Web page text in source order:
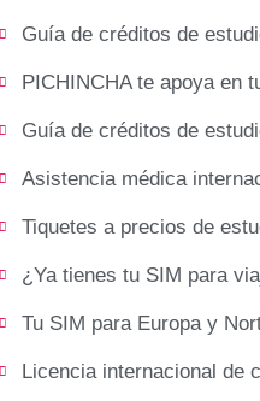
Guía de créditos de
PICHINCHA te apoya en
Guía de créditos de
Asistencia médica
Tiquetes a precios de
¿Ya tienes tu SIM para
Tu SIM para Europa y
Licencia internacional de